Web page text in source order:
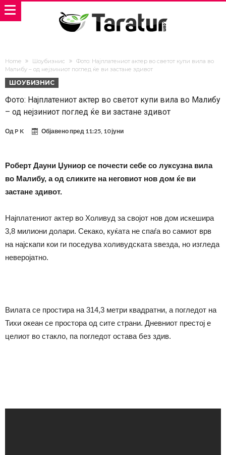
Home Шоубизнис
Фото: Најплатениот актер во светот купи вила во
Малибу – од нејзиниот поглед ќе ви застане здивот
ШОУБИЗНИС
Фото: Најплатениот актер во светот купи вила во Малибу
– од нејзиниот поглед ќе ви застане здивот
Од P K Објавено пред 11:25, 10 јуни
Роберт Дауни Џуниор се почести себе со луксузна вила
во Малибу, а од сликите на неговиот нов дом ќе ви
застане здивот.
Најплатениот актер во Холивуд за својот нов дом искешира
3,8 милиони долари. Секако, куќата не спаѓа во самиот врв
на најскапи кои ги поседува холивудската ѕвезда, но изгледа
неверојатно.
Вилата се простира на 314,3 метри квадратни, а погледот на
Тихи океан се простора од сите страни. Дневниот престој е
целиот во стакло, па погледот остава без здив.